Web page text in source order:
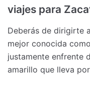
viajes para
Deberás de dirigirte
mejor conocida
justamente enfrente
amarillo que lleva